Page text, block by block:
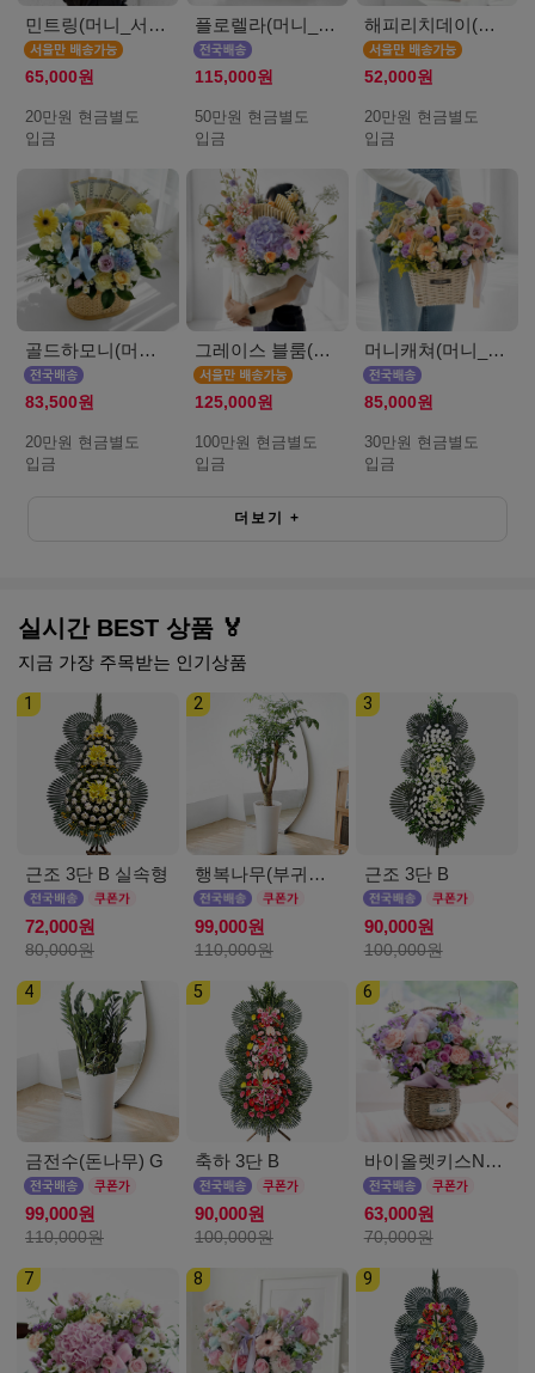
민트링(머니_서울_20만원)
65,000원
20만원 현금별도
입금
플로렐라(머니_50만원)
115,000원
50만원 현금별도
입금
해피리치데이(머니_서울_20만원)
52,000원
20만원 현금별도
입금
골드하모니(머니_20만원)
83,500원
20만원 현금별도
입금
그레이스 블룸(머니_서울_100만원)
125,000원
100만원 현금별도
입금
머니캐쳐(머니_30만원)
85,000원
30만원 현금별도
입금
더보기 +
실시간 BEST 상품 🏅
지금 가장 주목받는 인기상품
근조 3단 B 실속형
72,000원
80,000원
1
행복나무(부귀수) D
99,000원
110,000원
2
근조 3단 B
90,000원
100,000원
3
금전수(돈나무) G
99,000원
110,000원
4
축하 3단 B
90,000원
100,000원
5
바이올렛키스NEW
63,000원
70,000원
6
7 8 9